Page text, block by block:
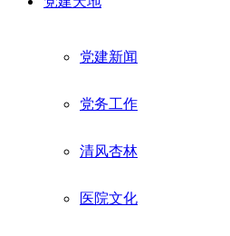
党建新闻
党务工作
清风杏林
医院文化